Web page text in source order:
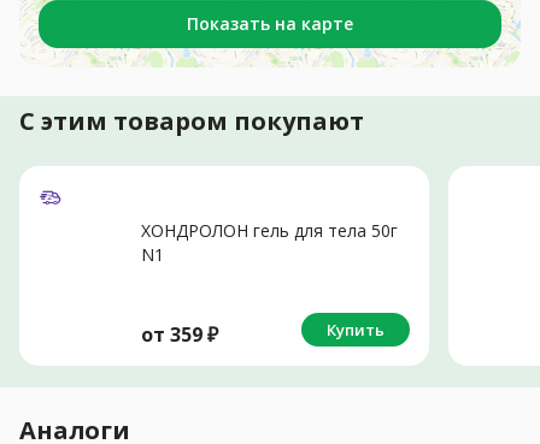
Показать на карте
С этим товаром покупают
ХОНДРОЛОН гель для тела 50г
N1
от 359₽ Купить
Аналоги